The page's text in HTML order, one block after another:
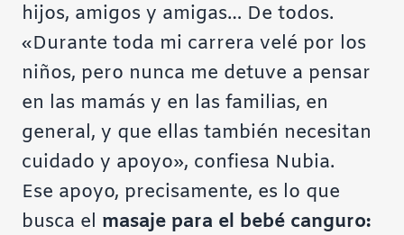
hijos, amigos y amigas… De todos.
«Durante toda mi carrera velé por los
niños, pero nunca me detuve a pensar
en las mamás y en las familias, en
general, y que ellas también necesitan
cuidado y apoyo», confiesa Nubia.
Ese apoyo, precisamente, es lo que
busca el masaje para el bebé canguro: